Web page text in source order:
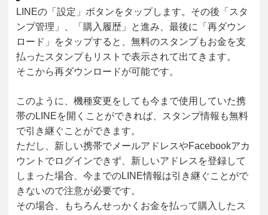
LINEの「設定」ボタンをタップします。その後「スタ
ンプ管理」、「購入履歴」と進み、最後に「再ダウン
ロード」をタップすると、無料のスタンプもお金を支
払ったスタンプもリストで表示されて出てきます。
そこから再ダウンロードが可能です。
このように、機種変更をしても今まで使用していた携
帯のLINEを開くことができれば、スタンプ情報も無料
で引き継ぐことができます。
ただし、新しい携帯でメールアドレスやFacebookアカ
ウントでログインできず、新しいアドレスを登録して
しまった場合、今までのLINE情報は引き継ぐことがで
きないので注意が必要です。
その場合、もちろんせっかくお金を払って購入したス